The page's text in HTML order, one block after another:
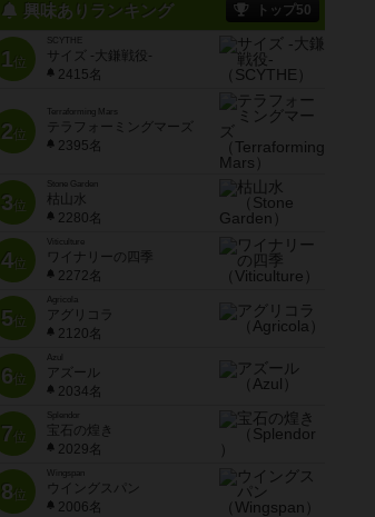
興味ありランキング トップ50
1位
SCYTHE
サイズ -大鎌戦役-
2415名
2位
Terraforming Mars
テラフォーミングマーズ
2395名
3位
Stone Garden
枯山水
2280名
4位
Viticulture
ワイナリーの四季
2272名
5位
Agricola
アグリコラ
2120名
6位
Azul
アズール
2034名
7位
宝石の煌き
2029名
8位
Wingspan
ウイングスパン
2006名